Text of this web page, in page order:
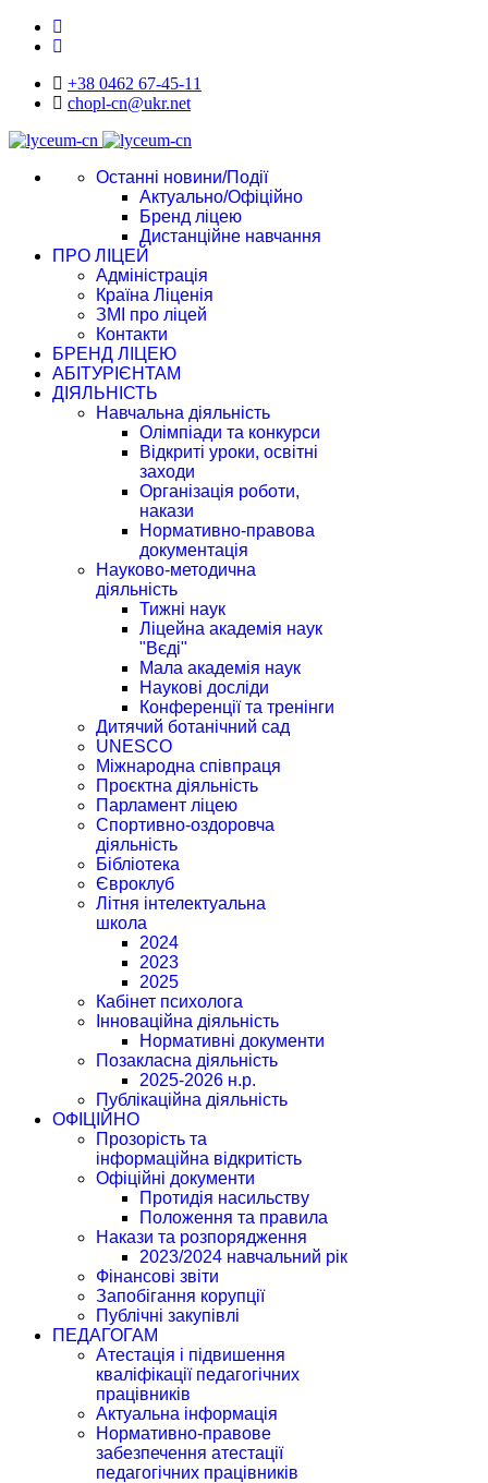
+38 0462 67-45-11
chopl-cn@ukr.net
Останні новини/Події
Актуально/Офіційно
Бренд ліцею
Дистанційне навчання
ПРО ЛІЦЕЙ
Адміністрація
Країна Ліценія
ЗМІ про ліцей
Контакти
БРЕНД ЛІЦЕЮ
АБІТУРІЄНТАМ
ДІЯЛЬНІСТЬ
Навчальна діяльність
Олімпіади та конкурси
Відкриті уроки, освітні
заходи
Організація роботи,
накази
Нормативно-правова
документація
Науково-методична
діяльність
Тижні наук
Ліцейна академія наук
"Вєді"
Мала академія наук
Наукові досліди
Конференції та тренінги
Дитячий ботанічний сад
UNESCO
Міжнародна співпраця
Проєктна діяльність
Парламент ліцею
Спортивно-оздоровча
діяльність
Бібліотека
Євроклуб
Літня інтелектуальна
школа
2024
2023
2025
Кабінет психолога
Інноваційна діяльність
Нормативні документи
Позакласна діяльність
2025-2026 н.р.
Публікаційна діяльність
ОФІЦІЙНО
Прозорість та
інформаційна відкритість
Офіційні документи
Протидія насильству
Положення та правила
Накази та розпорядження
2023/2024 навчальний рік
Фінансові звіти
Запобігання корупції
Публічні закупівлі
ПЕДАГОГАМ
Атестація і підвишення
кваліфікації педагогічних
працівників
Актуальна інформація
Нормативно-правове
забезпечення атестації
педагогічних працівників